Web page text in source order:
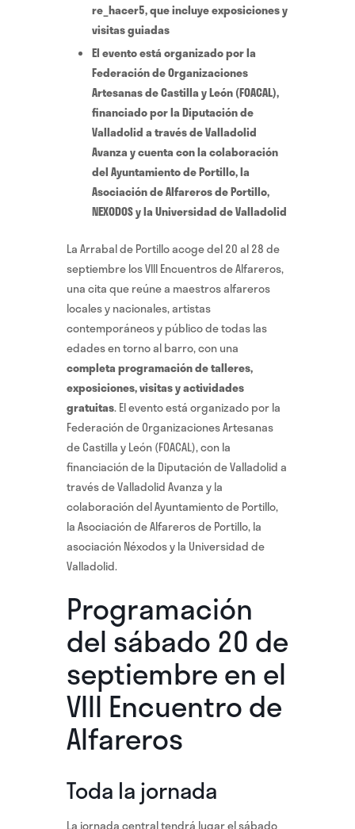
re_hacer5, que incluye exposiciones y
visitas guiadas
El evento está organizado por la
Federación de Organizaciones
Artesanas de Castilla y León (FOACAL),
financiado por la Diputación de
Valladolid a través de Valladolid
Avanza y cuenta con la colaboración
del Ayuntamiento de Portillo, la
Asociación de Alfareros de Portillo,
NEXODOS y la Universidad de Valladolid
La Arrabal de Portillo acoge del 20 al 28 de
septiembre los VIII Encuentros de Alfareros,
una cita que reúne a maestros alfareros
locales y nacionales, artistas
contemporáneos y público de todas las
edades en torno al barro, con una
completa programación de talleres,
exposiciones, visitas y actividades
gratuitas. El evento está organizado por la
Federación de Organizaciones Artesanas
de Castilla y León (FOACAL), con la
financiación de la Diputación de Valladolid a
través de Valladolid Avanza y la
colaboración del Ayuntamiento de Portillo,
la Asociación de Alfareros de Portillo, la
asociación Néxodos y la Universidad de
Valladolid.
Programación
del sábado 20 de
septiembre en el
VIII Encuentro de
Alfareros
Toda la jornada
La jornada central tendrá lugar el sábado